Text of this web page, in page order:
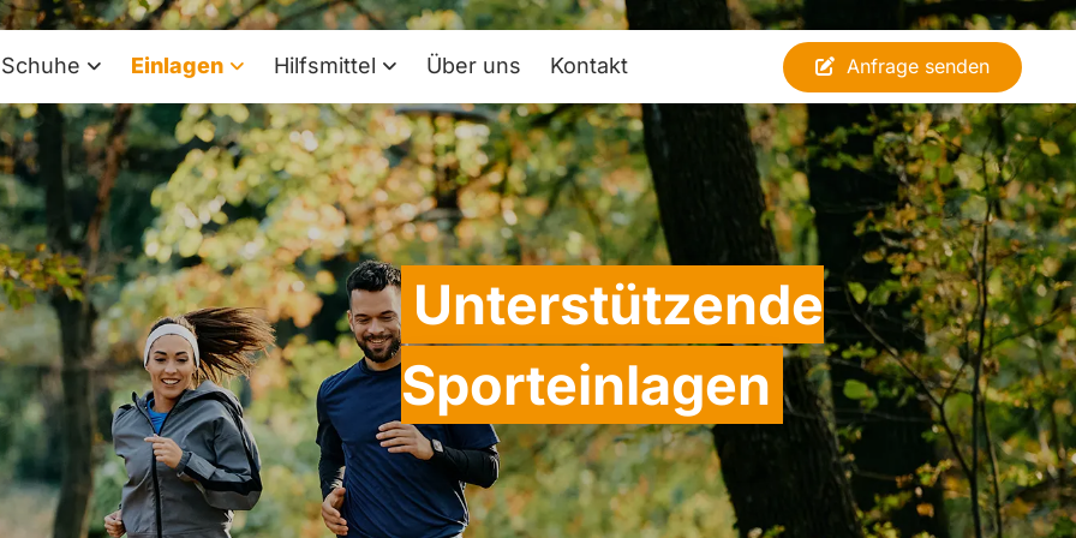
Schuhe Einlagen Hilfsmittel Über uns Kontakt Anfrage senden
Unterstützende
Sporteinlagen